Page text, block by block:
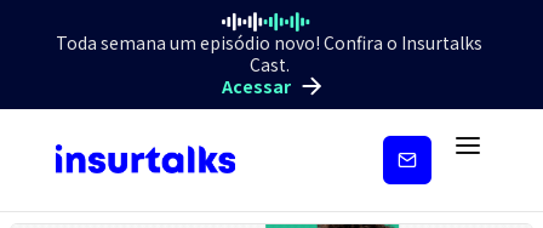
Toda semana um episódio novo! Confira o Insurtalks
Cast.
Acessar
Inscreva-